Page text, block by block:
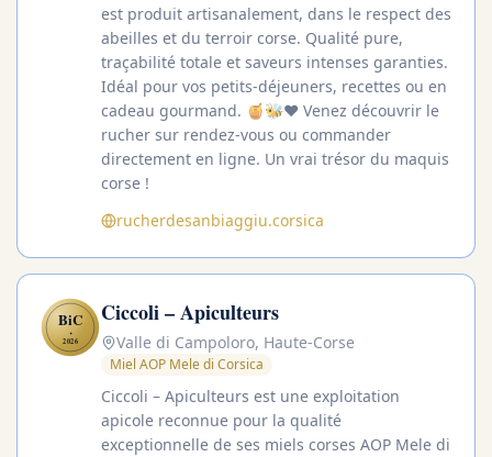
est produit artisanalement, dans le respect des
abeilles et du terroir corse. Qualité pure,
traçabilité totale et saveurs intenses garanties.
Idéal pour vos petits-déjeuners, recettes ou en
cadeau gourmand. 🍯🐝❤️ Venez découvrir le
rucher sur rendez-vous ou commander
directement en ligne. Un vrai trésor du maquis
corse !
rucherdesanbiaggiu.corsica
BiC
✦
2026
Ciccoli – Apiculteurs
Valle di Campoloro, Haute-Corse
Miel AOP Mele di Corsica
Ciccoli – Apiculteurs est une exploitation
apicole reconnue pour la qualité
exceptionnelle de ses miels corses AOP Mele di